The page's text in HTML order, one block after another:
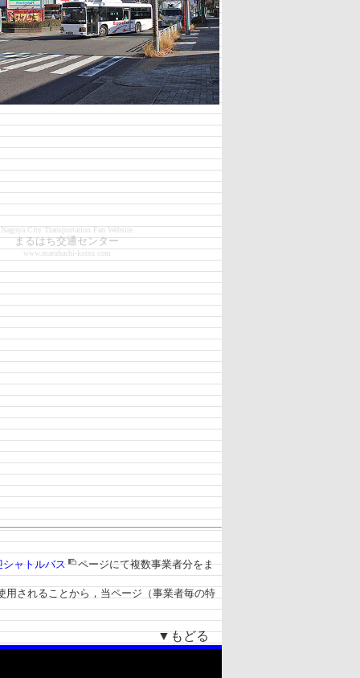
Nagoya City Transportation Fan Website
まるはち交通センター
www.maruhachi-kotsu.com
シャトルバス ページにて複数事業者分をま
されることから，当ページ（事業者毎の特
▼もどる